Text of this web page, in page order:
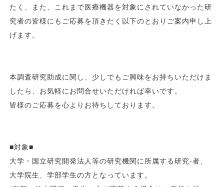
たく、また、これまで医療機器を対象にされていなかった研
究者の皆様にもご応募を頂きたく以下のとおりご案内申し上
げます。
本調査研究助成に関し、少しでもご興味をお持ちいただけま
したら、お気軽にお問合せいただければ幸いです。
皆様のご応募を心よりお待ちしております。
■対象■
大学・国立研究開発法人等の研究機関に所属する研究-者、
大学院生、学部学生の方となっています。